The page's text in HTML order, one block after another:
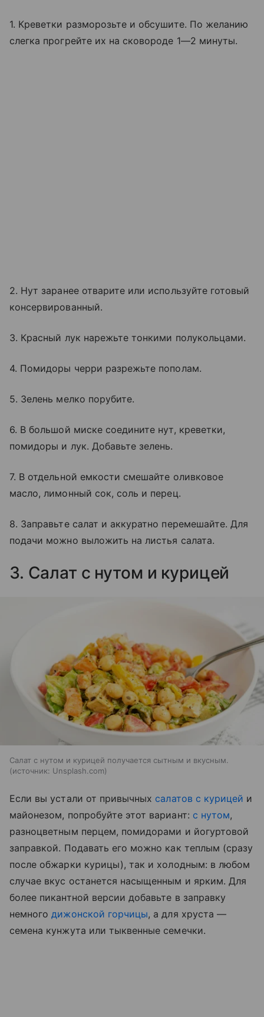
1. Креветки разморозьте и обсушите. По желанию
слегка прогрейте их на сковороде 1—2 минуты.
2. Нут заранее отварите или используйте готовый
консервированный.
3. Красный лук нарежьте тонкими полукольцами.
4. Помидоры черри разрежьте пополам.
5. Зелень мелко порубите.
6. В большой миске соедините нут, креветки,
помидоры и лук. Добавьте зелень.
7. В отдельной емкости смешайте оливковое
масло, лимонный сок, соль и перец.
8. Заправьте салат и аккуратно перемешайте. Для
подачи можно выложить на листья салата.
3. Салат с нутом и курицей
Салат с нутом и курицей получается сытным и вкусным.
источник: Unsplash.com
Если вы устали от привычных салатов с курицей и
майонезом, попробуйте этот вариант: с нутом,
разноцветным перцем, помидорами и йогуртовой
заправкой. Подавать его можно как теплым (сразу
после обжарки курицы), так и холодным: в любом
случае вкус останется насыщенным и ярким. Для
более пикантной версии добавьте в заправку
немногодижонской горчицы, а для хруста —
семена кунжута или тыквенные семечки.